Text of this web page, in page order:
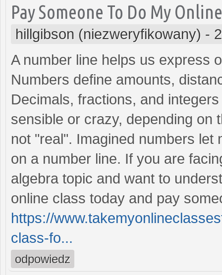
Pay Someone To Do My
hillgibson (niezweryfikowany) -
A number line helps us express
Numbers define amounts,
Decimals, fractions, and
sensible or crazy, depending on
not "real". Imagined numbers
on a number line. If you are
algebra topic and want to
online class today and pay
https://
class-fo...
odpowiedz